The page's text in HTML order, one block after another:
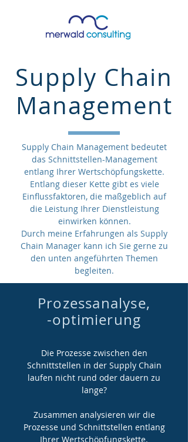
Supply Chain
Management
Supply Chain Management bedeutet
das Schnittstellen-Management
entlang Ihrer Wertschöpfungskette.
Entlang dieser Kette gibt es viele
Einflussfaktoren, die maßgeblich auf
die Leistung Ihrer Dienstleistung
einwirken können.
Durch meine Erfahrungen als Supply
Chain Manager kann ich Sie gerne zu
den unten angeführten Themen
begleiten.
Prozessanalyse,
-optimierung
Die Prozesse zwischen den
Schnittstellen in der Supply Chain
laufen nicht rund oder dauern zu
lange?
Zusammen analysieren wir die
Prozesse und Schnittstellen entlang
Ihrer Wertschöpfungskette.